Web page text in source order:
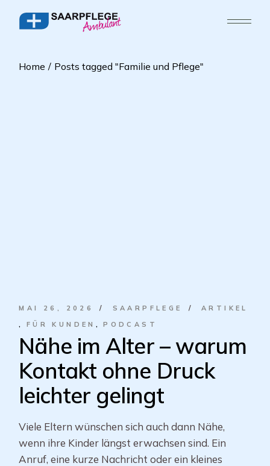
Home Posts tagged "Familie und Pflege"
MAI 26, 2026 SAARPFLEGE
ARTIKEL
FÜR KUNDEN
PODCAST
Nähe im Alter – warum
Kontakt ohne Druck
leichter gelingt
Viele Eltern wünschen sich auch dann Nähe,
wenn ihre Kinder längst erwachsen sind. Ein
Anruf, eine kurze Nachricht oder ein kleines